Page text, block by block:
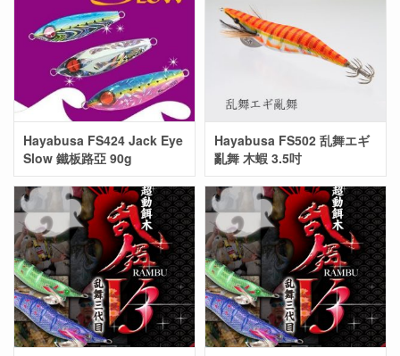
Hayabusa FS424 Jack Eye
Slow 鐵板路亞 90g
Hayabusa FS502 乱舞エギ
亂舞 木蝦 3.5吋